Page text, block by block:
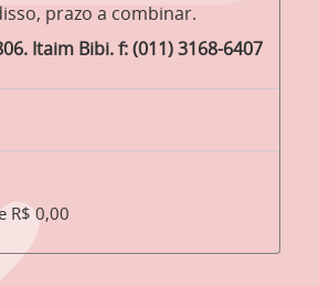
prazo a combinar.
Itaim Bibi. f: (011) 3168-6407
R$ 0,00